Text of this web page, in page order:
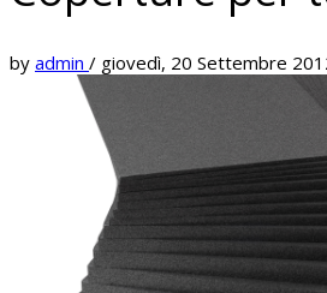
by admin / giovedì, 20 Settembre